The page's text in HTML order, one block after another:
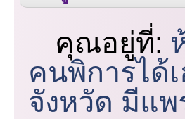
คุณอยู่ที่:
คนพิการได้
จังหวัด มีแพ